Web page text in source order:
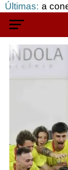
Últimas:
da